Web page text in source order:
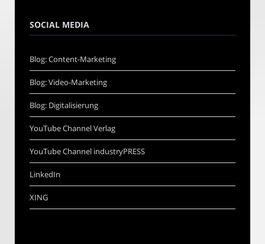
SOCIAL MEDIA
Blog: Content-Marketing
Blog: Video-Marketing
Blog: Digitalisierung
YouTube Channel Verlag
YouTube Channel industryPRESS
LinkedIn
XING